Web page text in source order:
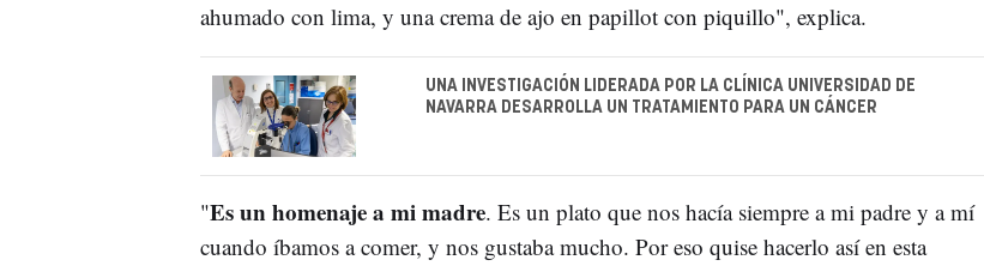
ahumado con lima, y una crema de ajo en papillot con piquillo", explica.
UNA INVESTIGACIÓN LIDERADA POR LA CLÍNICA UNIVERSIDAD DE
NAVARRA DESARROLLA UN TRATAMIENTO PARA UN CÁNCER
"Es un homenaje a mi madre. Es un plato que nos hacía siempre a mi padre y a mí
cuando íbamos a comer, y nos gustaba mucho. Por eso quise hacerlo así en esta